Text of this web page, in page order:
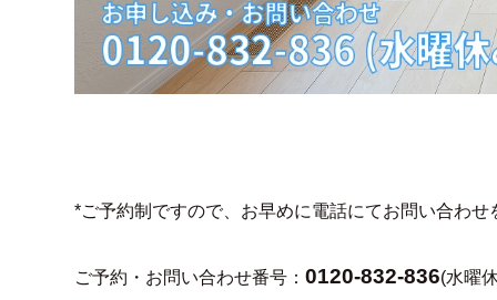
*ご予約制ですので、お早めに電話にてお問い合わせ
ご予約・お問い合わせ番号：0120-832-836(水曜